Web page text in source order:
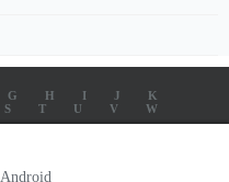
G H I J
K
S T U V
W